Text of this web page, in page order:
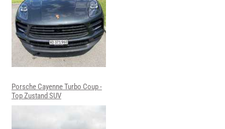
Porsche Cayenne Turbo Coup -
Top Zustand SUV